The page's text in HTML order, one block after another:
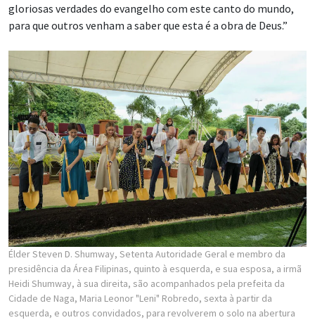
gloriosas verdades do evangelho com este canto do mundo,
para que outros venham a saber que esta é a obra de Deus.”
Élder Steven D. Shumway, Setenta Autoridade Geral e membro da
presidência da Área Filipinas, quinto à esquerda, e sua esposa, a irmã
Heidi Shumway, à sua direita, são acompanhados pela prefeita da
Cidade de Naga, Maria Leonor "Leni" Robredo, sexta à partir da
esquerda, e outros convidados, para revolverem o solo na abertura